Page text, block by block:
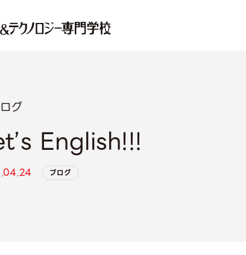
グ
English!!!
ブログ